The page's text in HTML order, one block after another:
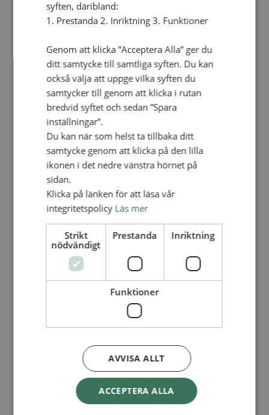
Materialbank
Redovisning och lönehantering
LOGGA IN
Dokumentbanken
Medlemsregister (NGOPRO)
Personalförsäkringar
SAMP – personalförbundet
Kontakt
Kalender
Lediga tjänster
SAU
FÖR FÖRSAMLINGAR
VAD VI GÖR
Våra arbeten
Nationella avdelningen
Nationella arbetsområden
Våra pionjära satsningar
Engagera dig nationellt
Internationellt
Internationella avdelningen
Utsända och arbeten
Engagera dig internationellt
syften, däribland:
1. Prestanda 2. Inriktning 3. Funktioner
Genom att klicka ”Acceptera Alla” ger du
ditt samtycke till samtliga syften. Du kan
också välja att uppge vilka syften du
samtycker till genom att klicka i rutan
bredvid syftet och sedan ”Spara
inställningar”.
Du kan när som helst ta tillbaka ditt
samtycke genom att klicka på den lilla
ikonen i det nedre vänstra hörnet på
sidan.
Klicka på länken för att läsa vår
integritetspolicy Läs mer
Strikt
nödvändigt
Prestanda Inriktning
Funktioner
ACCEPTERA ALLA
AVVISA ALLT